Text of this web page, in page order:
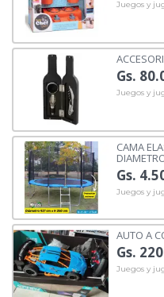
Juegos y
Gs.
Juegos y
CAMA
Gs.
Juegos y
AUTO A
Gs.
Juegos y